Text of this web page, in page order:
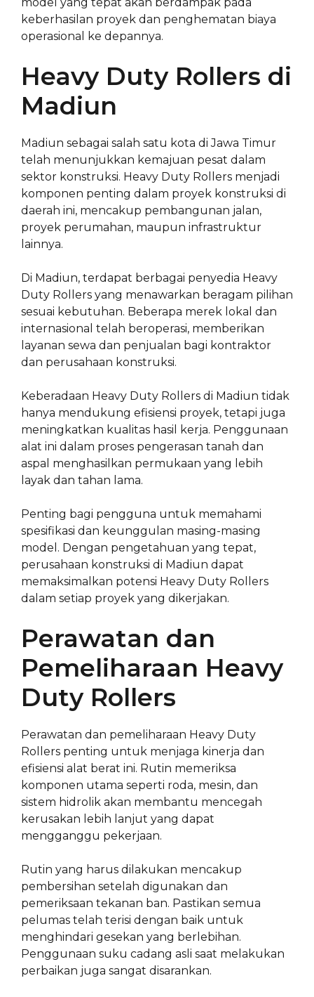
keberhasilan proyek dan penghematan biaya
operasional ke depannya.
Heavy Duty Rollers di
Madiun
Madiun sebagai salah satu kota di Jawa Timur
telah menunjukkan kemajuan pesat dalam
sektor konstruksi. Heavy Duty Rollers menjadi
komponen penting dalam proyek konstruksi di
daerah ini, mencakup pembangunan jalan,
proyek perumahan, maupun infrastruktur
lainnya.
Di Madiun, terdapat berbagai penyedia Heavy
Duty Rollers yang menawarkan beragam pilihan
sesuai kebutuhan. Beberapa merek lokal dan
internasional telah beroperasi, memberikan
layanan sewa dan penjualan bagi kontraktor
dan perusahaan konstruksi.
Keberadaan Heavy Duty Rollers di Madiun tidak
hanya mendukung efisiensi proyek, tetapi juga
meningkatkan kualitas hasil kerja. Penggunaan
alat ini dalam proses pengerasan tanah dan
aspal menghasilkan permukaan yang lebih
layak dan tahan lama.
Penting bagi pengguna untuk memahami
spesifikasi dan keunggulan masing-masing
model. Dengan pengetahuan yang tepat,
perusahaan konstruksi di Madiun dapat
memaksimalkan potensi Heavy Duty Rollers
dalam setiap proyek yang dikerjakan.
Perawatan dan
Pemeliharaan Heavy
Duty Rollers
Perawatan dan pemeliharaan Heavy Duty
Rollers penting untuk menjaga kinerja dan
efisiensi alat berat ini. Rutin memeriksa
komponen utama seperti roda, mesin, dan
sistem hidrolik akan membantu mencegah
kerusakan lebih lanjut yang dapat
mengganggu pekerjaan.
Rutin yang harus dilakukan mencakup
pembersihan setelah digunakan dan
pemeriksaan tekanan ban. Pastikan semua
pelumas telah terisi dengan baik untuk
menghindari gesekan yang berlebihan.
Penggunaan suku cadang asli saat melakukan
perbaikan juga sangat disarankan.